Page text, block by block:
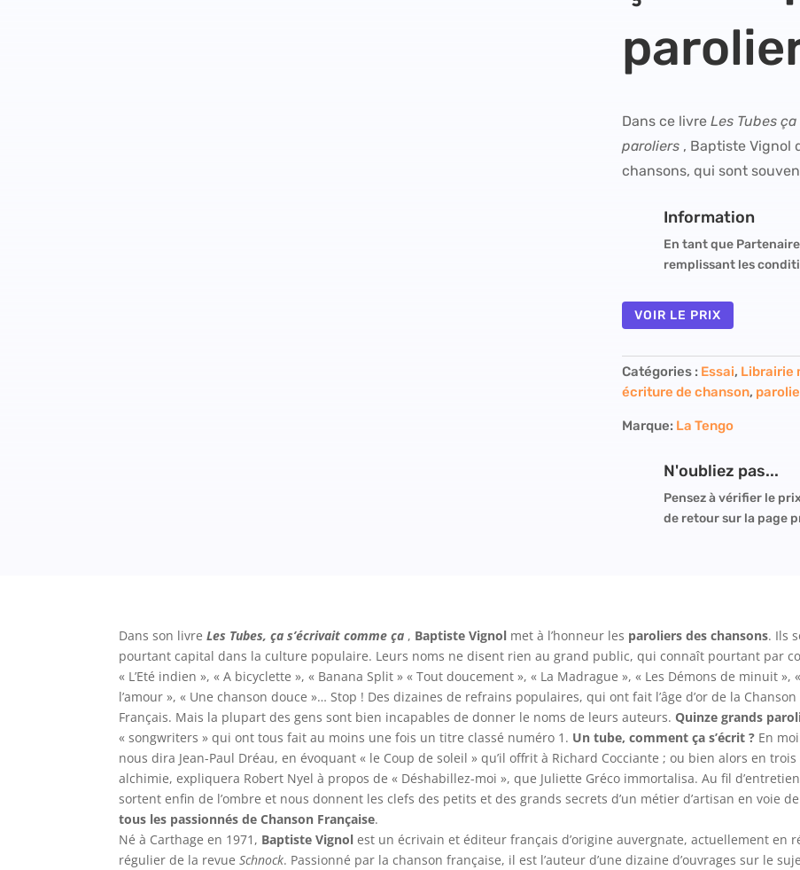
Dans ce livre Les Tubes
paroliers, Baptiste Vignol
chansons, qui sont
Information
En tant que
remplissant les
VOIR LE PRIX
Catégories : Essai, Librairie
écriture de chanson,
Marque: La Tengo
N'oubliez pas...
Pensez à vérifier le
de retour sur la page
Dans son livreLes Tubes, ça s’écrivait comme ça , Baptiste Vignol met à l’honneur les paroliers des chansons. Ils
pourtant capital dans la culture populaire. Leurs noms ne disent rien au grand public, qui connaît pourtant par
« L’Eté indien », « A bicyclette », « Banana Split » « Tout doucement », « La Madrague », « Les Démons de minuit
l’amour », « Une chanson douce »… Stop ! Des dizaines de refrains populaires, qui ont fait l’âge d’or de la
Français. Mais la plupart des gens sont bien incapables de donner le noms de leurs auteurs.Quinze grands
« songwriters » qui ont tous fait au moins une fois un titre classé numéro 1. Un tube, comment ça s’écrit ? En
nous dira Jean-Paul Dréau, en évoquant « le Coup de soleil » qu’il offrit à Richard Cocciante ; ou bien alors en
alchimie, expliquera Robert Nyel à propos de « Déshabillez-moi », que Juliette Gréco immortalisa. Au fil
sortent enfin de l’ombre et nous donnent les clefs des petits et des grands secrets d’un métier d’artisan en voie
tous les passionnés de Chanson Française.
Né à Carthage en 1971, Baptiste Vignol est un écrivain et éditeur français d’origine auvergnate, actuellement en
régulier de la revueSchnock. Passionné par la chanson française, il est l’auteur d’une dizaine d’ouvrages sur le